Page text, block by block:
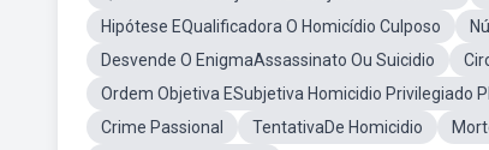
Hipótese EQualificadora O Homicídio Culposo
Desvende O EnigmaAssassinato Ou Suicidio
Ordem Objetiva ESubjetiva Homicidio Privilegiado
Crime Passional
TentativaDe Homicidio